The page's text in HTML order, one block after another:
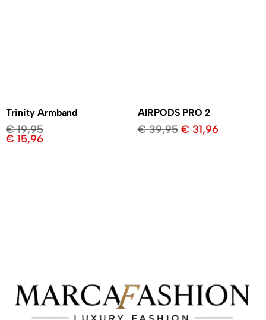
Trinity Armband
€19,95
€ 15,96
AIRPODS PRO 2
€39,95 € 31,96